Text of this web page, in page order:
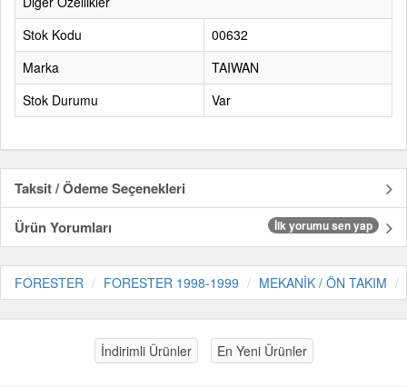
Stok Kodu
00632
Marka
TAIWAN
Stok Durumu
Var
Taksit / Ödeme Seçenekleri
Ürün Yorumları
İlk yorumu sen yap
FORESTER FORESTER 1998-1999 MEKANİK / ÖN TAKIM
İndirimli Ürünler En Yeni Ürünler